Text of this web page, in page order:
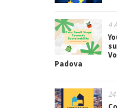
4
Padova